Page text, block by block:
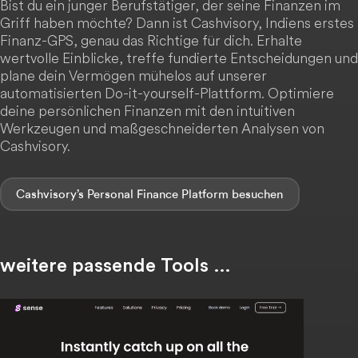
Bist du ein junger Berufstätiger, der seine Finanzen im
Griff haben möchte? Dann ist Cashvisory, Indiens erstes
Finanz-GPS, genau das Richtige für dich. Erhalte
wertvolle Einblicke, treffe fundierte Entscheidungen und
plane dein Vermögen mühelos auf unserer
automatisierten Do-it-yourself-Plattform. Optimiere
deine persönlichen Finanzen mit den intuitiven
Werkzeugen und maßgeschneiderten Analysen von
Cashvisory.
Cashvisory’s Personal Finance Platform
weitere passende Tools …